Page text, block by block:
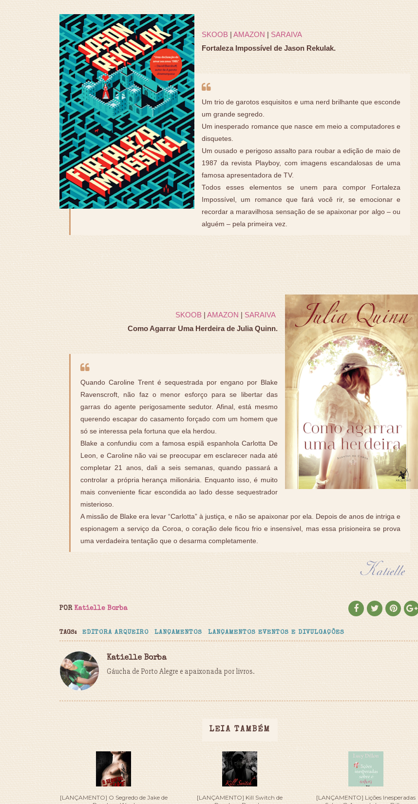
SKOOB| AMAZON | SARAIVA
Fortaleza Impossível de Jason Rekulak.
Um trio de garotos esquisitos e uma nerd brilhante que esconde
um grande segredo.
Um inesperado romance que nasce em meio a computadores e
disquetes.
Um ousado e perigoso assalto para roubar a edição de maio de
1987 da revista Playboy, com imagens escandalosas de uma
famosa apresentadora de TV.
Todos esses elementos se unem para compor Fortaleza
Impossível, um romance que fará você rir, se emocionar e
recordar a maravilhosa sensação de se apaixonar por algo – ou
alguém – pela primeira vez.
SKOOB |AMAZON | SARAIVA
Como Agarrar Uma Herdeira de Julia Quinn.
Quando Caroline Trent é sequestrada por engano por Blake
Ravenscroft, não faz o menor esforço para se libertar das
garras do agente perigosamente sedutor. Afinal, está mesmo
querendo escapar do casamento forçado com um homem que
só se interessa pela fortuna que ela herdou.
Blake a confundiu com a famosa espiã espanhola Carlotta De
Leon, e Caroline não vai se preocupar em esclarecer nada até
completar 21 anos, dali a seis semanas, quando passará a
controlar a própria herança milionária. Enquanto isso, é muito
mais conveniente ficar escondida ao lado desse sequestrador
misterioso.
A missão de Blake era levar “Carlotta” à justiça, e não se apaixonar por ela. Depois de anos de intriga e
espionagem a serviço da Coroa, o coração dele ficou frio e insensível, mas essa prisioneira se prova
uma verdadeira tentação que o desarma completamente.
PORKatielle Borba
TAGS: EDITORA ARQUEIRO LANÇAMENTOS LANÇAMENTOS EVENTOS E DIVULGAÇÕES
Katielle Borba
Gáucha de Porto Alegre e apaixonada por livros.
LEIA TAMBÉM
[LANÇAMENTO] O Segredo de Jake de
[LANÇAMENTO] Kill Switch de
[LANÇAMENTO] Lições Inesperadas